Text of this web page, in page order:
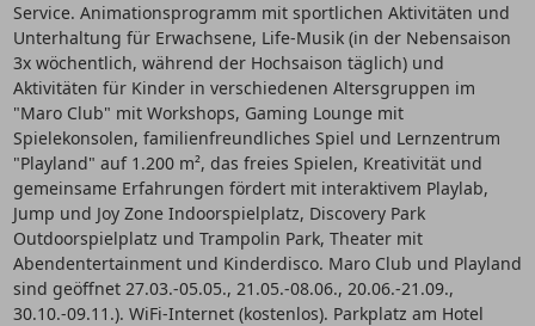
Service. Animationsprogramm mit sportlichen Aktivitäten und
Unterhaltung für Erwachsene, Life-Musik (in der Nebensaison
3x wöchentlich, während der Hochsaison täglich) und
Aktivitäten für Kinder in verschiedenen Altersgruppen im
"Maro Club" mit Workshops, Gaming Lounge mit
Spielekonsolen, familienfreundliches Spiel und Lernzentrum
"Playland" auf 1.200 m², das freies Spielen, Kreativität und
gemeinsame Erfahrungen fördert mit interaktivem Playlab,
Jump und Joy Zone Indoorspielplatz, Discovery Park
Outdoorspielplatz und Trampolin Park, Theater mit
Abendentertainment und Kinderdisco. Maro Club und Playland
sind geöffnet 27.03.-05.05., 21.05.-08.06., 20.06.-21.09.,
30.10.-09.11.). WiFi-Internet (kostenlos). Parkplatz am Hotel